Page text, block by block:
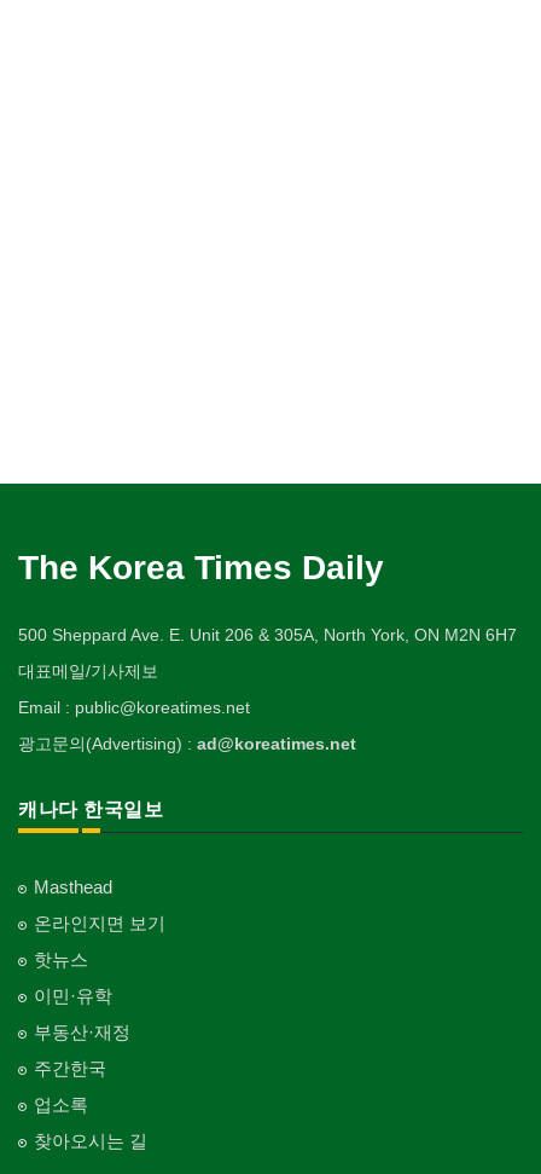
The Korea Times Daily
500 Sheppard Ave. E. Unit 206 & 305A, North York, ON M2N 6H7
대표메일/기사제보
Email : public@koreatimes.net
광고문의(Advertising) : ad@koreatimes.net
캐나다 한국일보
Masthead
온라인지면 보기
핫뉴스
이민·유학
부동산·재정
주간한국
업소록
찾아오시는 길